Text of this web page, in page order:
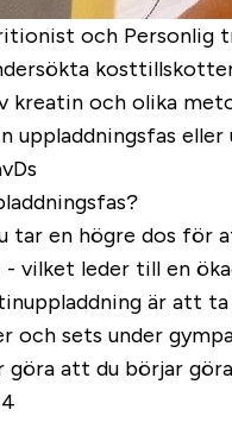
och Personlig
kreatin och olika
uppladdningsfas eller
tar en högre dos
vilket leder till en
är att ta
sets under
göra att du börjar